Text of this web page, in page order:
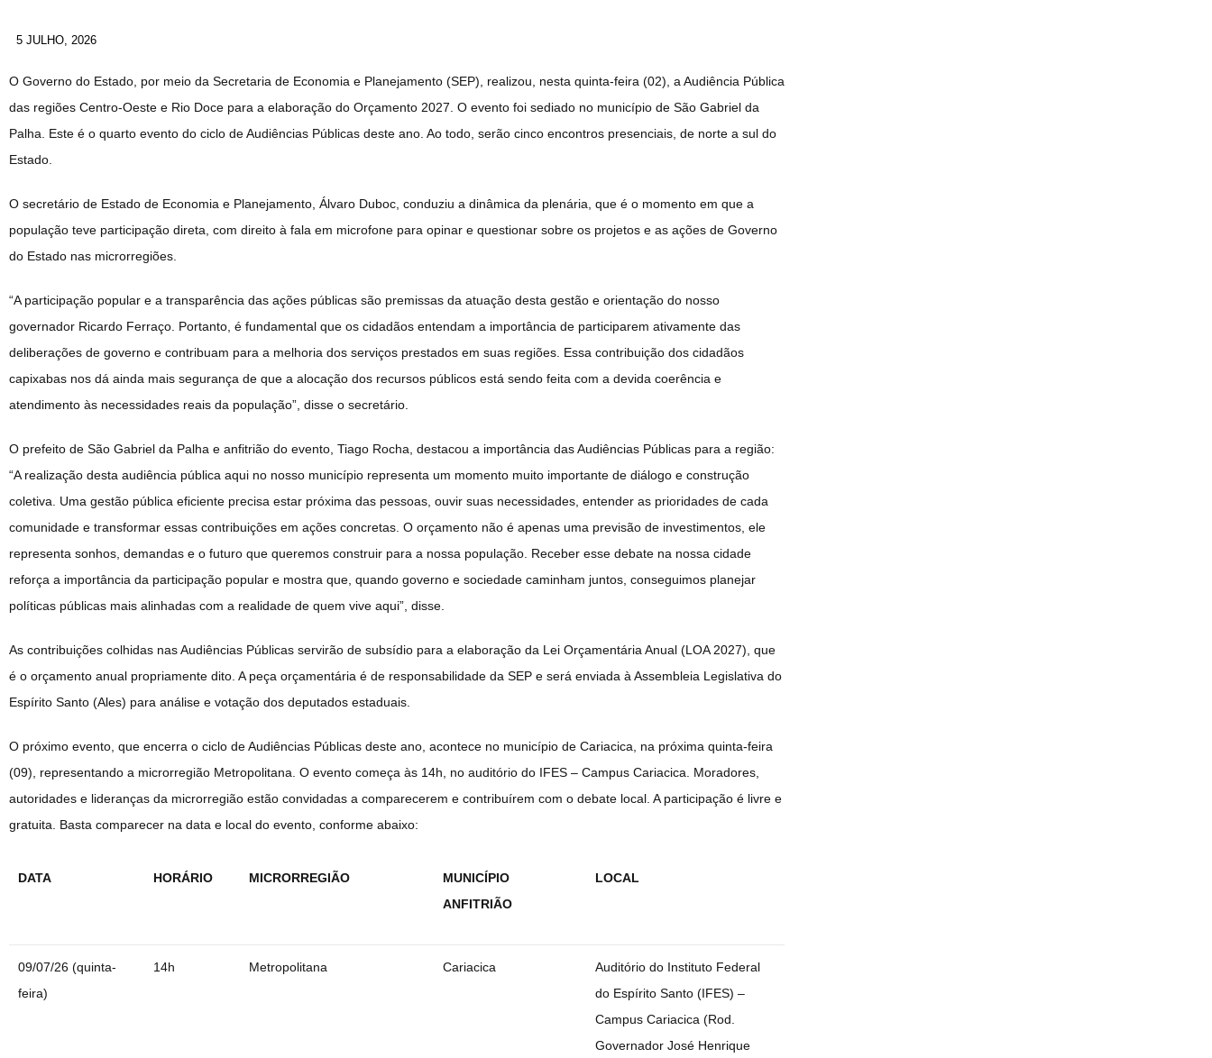
5 JULHO, 2026
O Governo do Estado, por meio da Secretaria de Economia e Planejamento (SEP), realizou, nesta quinta-feira (02), a Audiência Pública
das regiões Centro-Oeste e Rio Doce para a elaboração do Orçamento 2027. O evento foi sediado no município de São Gabriel da
Palha. Este é o quarto evento do ciclo de Audiências Públicas deste ano. Ao todo, serão cinco encontros presenciais, de norte a sul do
Estado.
O secretário de Estado de Economia e Planejamento, Álvaro Duboc, conduziu a dinâmica da plenária, que é o momento em que a
população teve participação direta, com direito à fala em microfone para opinar e questionar sobre os projetos e as ações de Governo
do Estado nas microrregiões.
“A participação popular e a transparência das ações públicas são premissas da atuação desta gestão e orientação do nosso
governador Ricardo Ferraço. Portanto, é fundamental que os cidadãos entendam a importância de participarem ativamente das
deliberações de governo e contribuam para a melhoria dos serviços prestados em suas regiões. Essa contribuição dos cidadãos
capixabas nos dá ainda mais segurança de que a alocação dos recursos públicos está sendo feita com a devida coerência e
atendimento às necessidades reais da população”, disse o secretário.
O prefeito de São Gabriel da Palha e anfitrião do evento, Tiago Rocha, destacou a importância das Audiências Públicas para a região:
“A realização desta audiência pública aqui no nosso município representa um momento muito importante de diálogo e construção
coletiva. Uma gestão pública eficiente precisa estar próxima das pessoas, ouvir suas necessidades, entender as prioridades de cada
comunidade e transformar essas contribuições em ações concretas. O orçamento não é apenas uma previsão de investimentos, ele
representa sonhos, demandas e o futuro que queremos construir para a nossa população. Receber esse debate na nossa cidade
reforça a importância da participação popular e mostra que, quando governo e sociedade caminham juntos, conseguimos planejar
políticas públicas mais alinhadas com a realidade de quem vive aqui”, disse.
As contribuições colhidas nas Audiências Públicas servirão de subsídio para a elaboração da Lei Orçamentária Anual (LOA 2027), que
é o orçamento anual propriamente dito. A peça orçamentária é de responsabilidade da SEP e será enviada à Assembleia Legislativa do
Espírito Santo (Ales) para análise e votação dos deputados estaduais.
O próximo evento, que encerra o ciclo de Audiências Públicas deste ano, acontece no município de Cariacica, na próxima quinta-feira
(09), representando a microrregião Metropolitana. O evento começa às 14h, no auditório do IFES – Campus Cariacica. Moradores,
autoridades e lideranças da microrregião estão convidadas a comparecerem e contribuírem com o debate local. A participação é livre e
gratuita. Basta comparecer na data e local do evento, conforme abaixo:
DATA HORÁRIO MICRORREGIÃO
MUNICÍPIO
ANFITRIÃO
LOCAL
09/07/26 (quinta-
feira)
14h Metropolitana Cariacica
Auditório do Instituto Federal
do Espírito Santo (IFES) –
Campus Cariacica (Rod.
Governador José Henrique